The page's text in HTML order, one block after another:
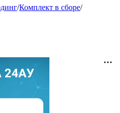
/Комплект в сборе/